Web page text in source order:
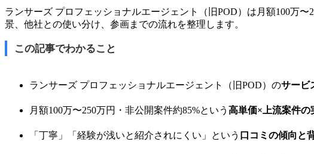
ランサーズ プロフェッショナルエージェント（旧POD）は月額100万
景、他社との使い分け、参画までの流れを整理します。
この記事でわかること
ランサーズ プロフェッショナルエージェント（旧POD）のサービ
月額100万〜250万円・非公開案件約85%という 高単価×上流案件の
「丁寧」「経験が浅いと紹介されにくい」という 口コミの傾向と